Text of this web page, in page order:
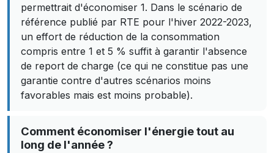
permettrait d'économiser 1. Dans le scénario de
référence publié par RTE pour l'hiver 2022-2023,
un effort de réduction de la consommation
compris entre 1 et 5 % suffit à garantir l'absence
de report de charge (ce qui ne constitue pas une
garantie contre d'autres scénarios moins
favorables mais est moins probable).
Comment économiser l'énergie tout au
long de l'année ?